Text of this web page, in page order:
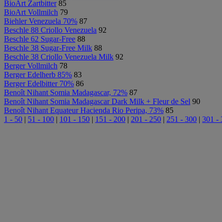
BioArt Zartbitter 85
BioArt Vollmilch 79
Biehler Venezuela 70% 87
Beschle 88 Criollo Venezuela 92
Beschle 62 Sugar-Free 88
Beschle 38 Sugar-Free Milk 88
Beschle 38 Criollo Venezuela Milk 92
Berger Vollmilch 78
Berger Edelherb 85% 83
Berger Edelbitter 70% 86
Benoît Nihant Somia Madagascar, 72% 87
Benoît Nihant Somia Madagascar Dark Milk + Fleur de Sel 90
Benoît Nihant Equateur Hacienda Rio Peripa, 73% 85
1 - 50 | 51 - 100 | 101 - 150 | 151 - 200 | 201 - 250 | 251 - 300 | 301 -